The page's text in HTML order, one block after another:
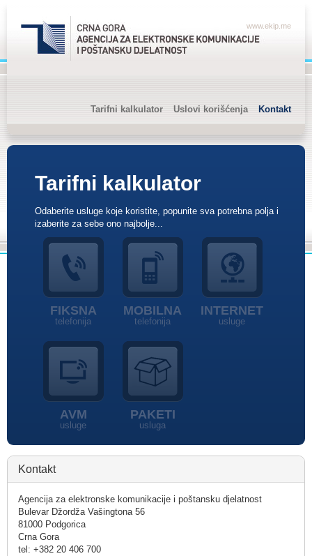
www.ekip.me
Tarifni kalkulator Uslovi korišćenja Kontakt
Tarifni kalkulator
Odaberite usluge koje koristite, popunite sva potrebna polja i
izaberite za sebe ono najbolje...
FIKSNA
telefonija
MOBILNA
telefonija
INTERNET
usluge
AVM
usluge
PAKETI
usluga
Kontakt
Agencija za elektronske komunikacije i poštansku djelatnost
Bulevar Džordža Vašingtona 56
81000 Podgorica
Crna Gora
tel: +382 20 406 700